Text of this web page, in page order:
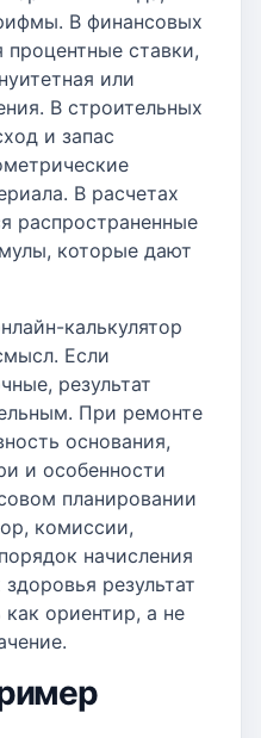
В финансовых
ставки,
или
В строительных
и запас
В расчетах
распространенные
которые дают
калькулятор
Если
результат
При ремонте
основания,
и особенности
планировании
комиссии,
начисления
результат
ориентир, а не